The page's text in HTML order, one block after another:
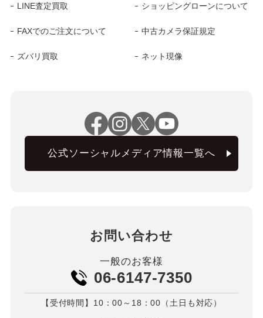
LINE査定買取 ショッピングローンについて
FAXでのご注文について 中古カメラ保証規定
ズバリ買取 ネット現像
公式ソーシャルメディア情報一覧へ
お問い合わせ
一般のお客様
06-6147-7350
【受付時間】10：00～18：00（土日も対応）